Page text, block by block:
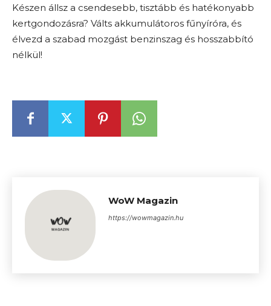
Készen állsz a csendesebb, tisztább és hatékonyabb
kertgondozásra? Válts akkumulátoros fűnyíróra, és
élvezd a szabad mozgást benzinszag és hosszabbító
nélkül!
WoW Magazin
https://wowmagazin.hu